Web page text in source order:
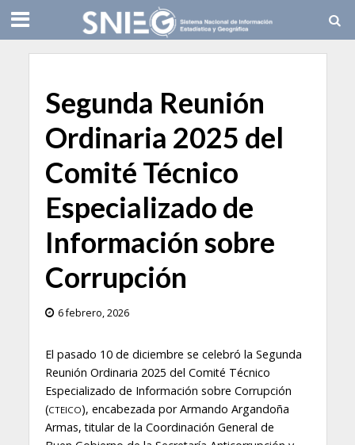
Segunda Reunión
Ordinaria 2025 del
Comité Técnico
Especializado de
Información sobre
Corrupción
6 febrero, 2026
El pasado 10 de diciembre se celebró la Segunda
Reunión Ordinaria 2025 del Comité Técnico
Especializado de Información sobre Corrupción
(CTEICO), encabezada por Armando Argandoña
Armas, titular de la Coordinación General de